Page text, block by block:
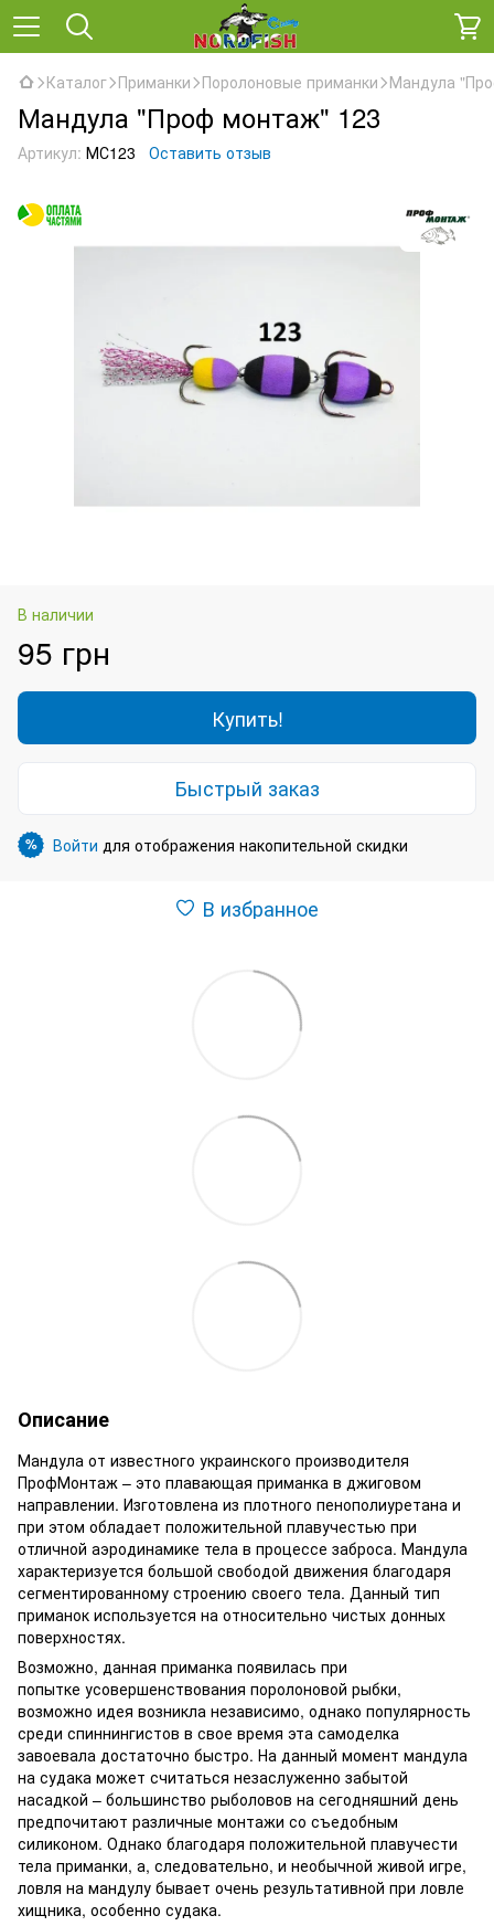
Каталог Приманки Поролоновые приманки Мандула
Мандула "Проф монтаж" 123
Артикул: МС123 Оставить отзыв
В наличии
95 грн
Купить!
Быстрый заказ
% Войти для отображения накопительной скидки
В избранное
Описание
Мандула от известного украинского производителя
ПрофМонтаж – это плавающая приманка в джиговом
направлении. Изготовлена из плотного пенополиуретана и
при этом обладает положительной плавучестью при
отличной аэродинамике тела в процессе заброса. Мандула
характеризуется большой свободой движения благодаря
сегментированному строению своего тела. Данный тип
приманок используется на относительно чистых донных
поверхностях.
Возможно, данная приманка появилась при
попытке усовершенствования поролоновой рыбки,
возможно идея возникла независимо, однако популярность
среди спиннингистов в свое время эта самоделка
завоевала достаточно быстро. На данный момент мандула
на судака может считаться незаслуженно забытой
насадкой – большинство рыболовов на сегодняшний день
предпочитают различные монтажи со съедобным
силиконом. Однако благодаря положительной плавучести
тела приманки, а, следовательно, и необычной живой игре,
ловля на мандулу бывает очень результативной при ловле
хищника, особенно судака.